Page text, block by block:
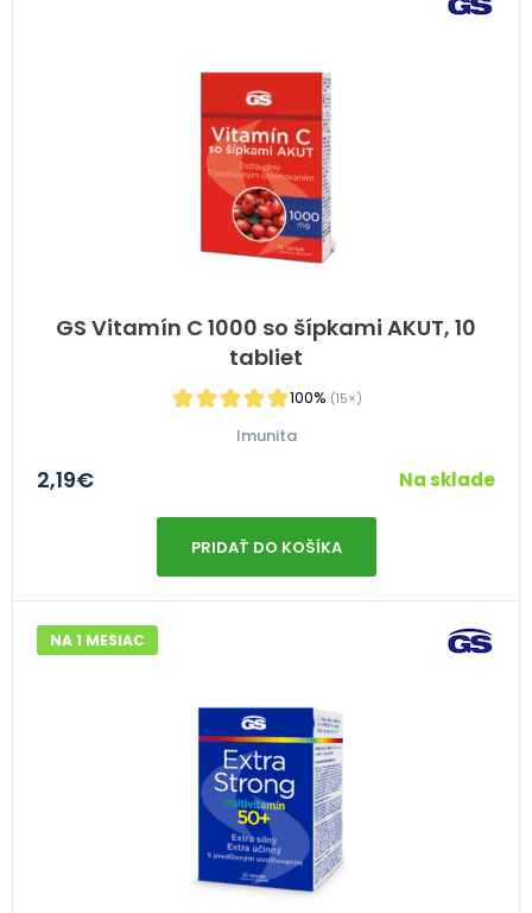
GS Vitamín C 1000 so šípkami AKUT, 10
tabliet
100% (15×)
Imunita
2,19€ Na sklade
PRIDAŤ DO KOŠÍKA
NA 1 MESIAC